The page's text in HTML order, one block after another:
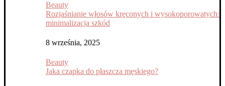
Beauty
Rozjaśnianie włosów kręconych i wysokoporowatych:
minimalizacja szkód
8 września, 2025
Beauty
Jaka czapka do płaszcza męskiego?